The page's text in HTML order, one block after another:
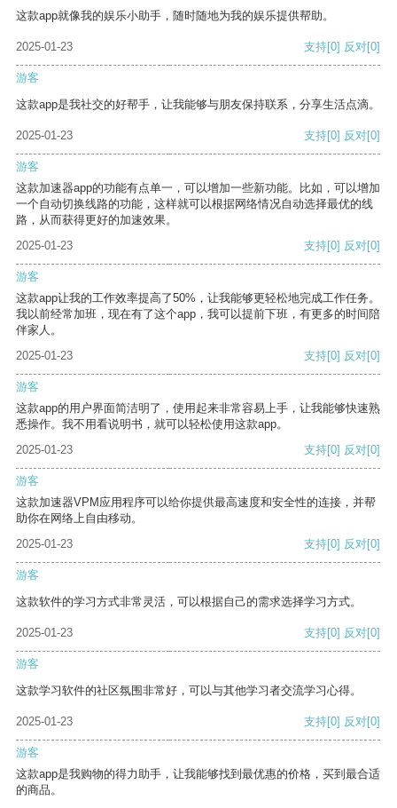
这款app就像我的娱乐小助手，随时随地为我的娱乐提供帮助。
2025-01-23 支持[0] 反对[0]
游客
这款app是我社交的好帮手，让我能够与朋友保持联系，分享生活点滴。
2025-01-23 支持[0] 反对[0]
游客
这款加速器app的功能有点单一，可以增加一些新功能。比如，可以增加
一个自动切换线路的功能，这样就可以根据网络情况自动选择最优的线
路，从而获得更好的加速效果。
2025-01-23
支持[0] 反对[0]
游客
这款app让我的工作效率提高了50%，让我能够更轻松地完成工作任务。
我以前经常加班，现在有了这个app，我可以提前下班，有更多的时间陪
伴家人。
2025-01-23
支持[0] 反对[0]
游客
这款app的用户界面简洁明了，使用起来非常容易上手，让我能够快速熟
悉操作。我不用看说明书，就可以轻松使用这款app。
2025-01-23
支持[0] 反对[0]
游客
这款加速器VPM应用程序可以给你提供最高速度和安全性的连接，并帮
助你在网络上自由移动。
2025-01-23
支持[0] 反对[0]
游客
这款软件的学习方式非常灵活，可以根据自己的需求选择学习方式。
2025-01-23 支持[0] 反对[0]
游客
这款学习软件的社区氛围非常好，可以与其他学习者交流学习心得。
2025-01-23 支持[0] 反对[0]
游客
这款app是我购物的得力助手，让我能够找到最优惠的价格，买到最合适
的商品。